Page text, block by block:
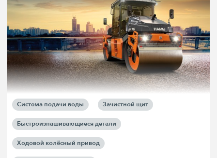
Система подачи воды Зачистной щит
Быстроизнашивающиеся детали
Ходовой колёсный привод